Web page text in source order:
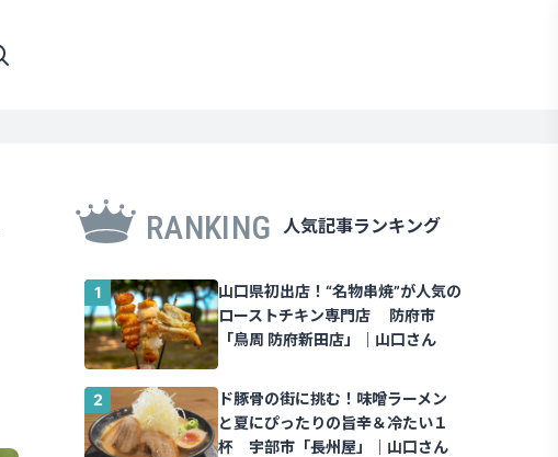
RANKING 人気記事ランキング
山口県初出店！“名物串焼”が人気の
ローストチキン専門店 防府市
「鳥周 防府新田店」｜山口さん
ド豚骨の街に挑む！味噌ラーメン
と夏にぴったりの旨辛＆冷たい１
杯 宇部市「長州屋」｜山口さん